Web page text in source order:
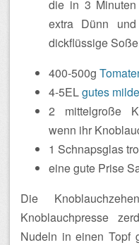
die in 3
extra Dünn
dickflüssige
400-500g
4-5ELgutes
2 mittelgroße
wenn ihr
1 Schnapsglas
eine gute Prise
Die
Knoblauchpresse
Nudeln in einen Topf